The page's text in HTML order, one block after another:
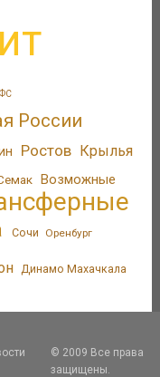
России
Ростов
Крылья
Возможные
Сочи Оренбург
Динамо Махачкала
© 2009 Все права
защищены.